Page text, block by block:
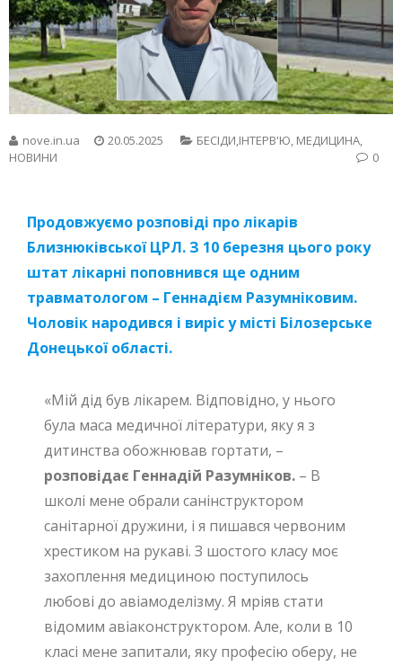
nove.in.ua 20.05.2025 БЕСIДИ,ІНТЕРВ'Ю, МЕДИЦИНА,
НОВИНИ
0
Продовжуємо розповіді про лікарів
Близнюківської ЦРЛ. З 10 березня цього року
штат лікарні поповнився ще одним
травматологом – Геннадієм Разумніковим.
Чоловік народився і виріс у місті Білозерське
Донецької області.
«Мій дід був лікарем. Відповідно, у нього
була маса медичної літератури, яку я з
дитинства обожнював гортати, –
розповідає Геннадій Разумніков. – В
школі мене обрали санінструктором
санітарної дружини, і я пишався червоним
хрестиком на рукаві. З шостого класу моє
захоплення медициною поступилось
любові до авіамоделізму. Я мріяв стати
відомим авіаконструктором. Але, коли в 10
класі мене запитали, яку професію оберу, не